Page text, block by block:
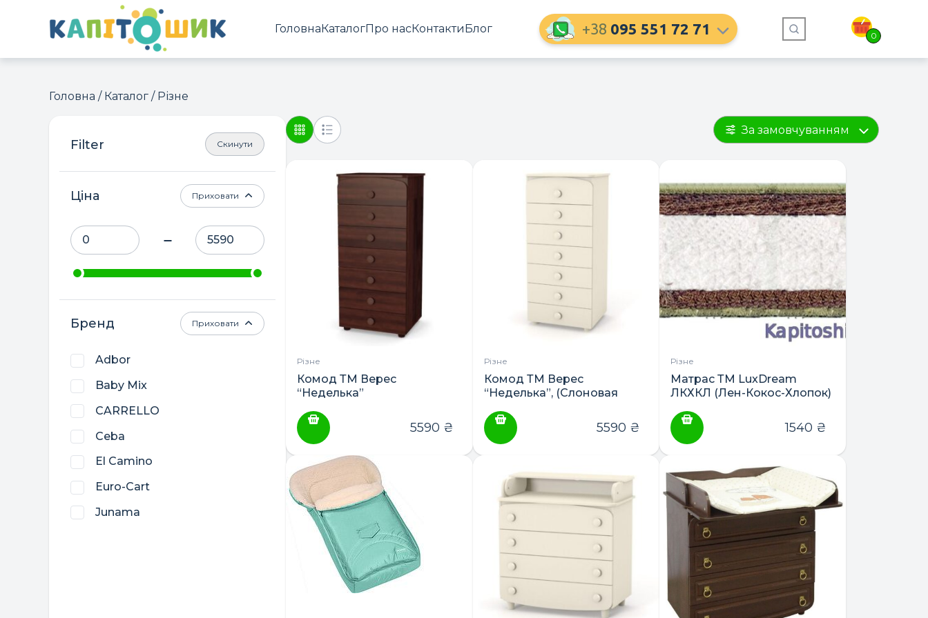
ГоловнаКаталогПро насКонтактиБлог +38 095 551 72 71 0
Головна / Каталог / Різне
Скинути
Ціна Приховати
Бренд
Adbor
Baby Mix
CARRELLO
Ceba
El Camino
Euro-Cart
Junama
Приховати
За замовчуванням
Різне
Комод ТМ Верес
“Неделька”
5590 ₴
Різне
Комод ТМ Верес
“Неделька”, (Слоновая
5590 ₴
Різне
Матрас ТМ LuxDream
ЛКХКЛ (Лен-Кокос-Хлопок)
1540 ₴